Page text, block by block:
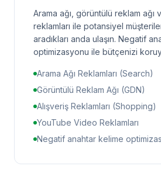
Arama ağı, görüntülü reklam ağı
reklamları ile potansiyel
aradıkları anda ulaşın. Negatif
optimizasyonu ile bütçenizi
Arama Ağı Reklamları (Search)
Görüntülü Reklam Ağı (GDN)
Alışveriş Reklamları (Shopping)
YouTube Video Reklamları
Negatif anahtar kelime